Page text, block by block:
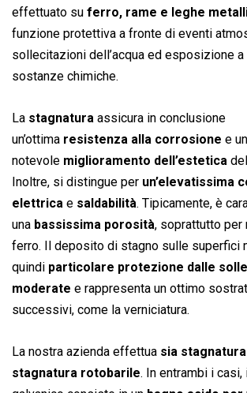
effettuato su ferro, rame e leghe
funzione protettiva a fronte di eventi
sollecitazioni dell’acqua ed esposizione
sostanze chimiche.
La stagnatura assicura in conclusione
un’ottima resistenza alla corrosione e un
notevole miglioramento dell’estetica
Inoltre, si distingue per un’elevatissima
elettrica e saldabilità. Tipicamente, è
una bassissima porosità, soprattutto per
ferro. Il deposito di stagno sulle superfici
quindi particolare protezione dalle
moderate e rappresenta un ottimo
successivi, come la verniciatura.
La nostra azienda effettua sia
stagnatura rotobarile. In entrambi i